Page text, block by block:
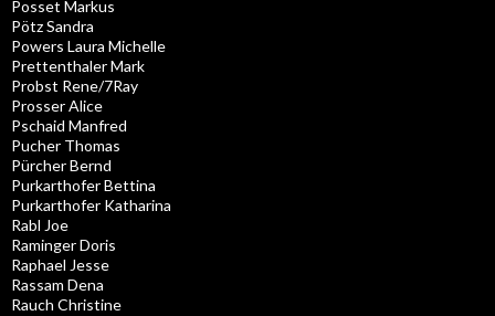
Posset Markus
Pötz Sandra
Powers Laura Michelle
Prettenthaler Mark
Probst Rene/7Ray
Prosser Alice
Pschaid Manfred
Pucher Thomas
Pürcher Bernd
Purkarthofer Bettina
Purkarthofer Katharina
Rabl Joe
Raminger Doris
Raphael Jesse
Rassam Dena
Rauch Christine